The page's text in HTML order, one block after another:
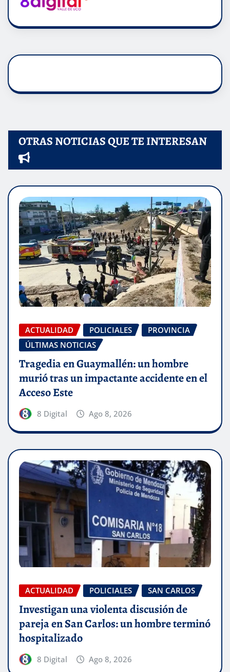
OTRAS NOTICIAS QUE TE INTERESAN
ACTUALIDAD POLICIALES
PROVINCIA
ÚLTIMAS NOTICIAS
Tragedia en Guaymallén: un hombre
murió tras un impactante accidente en el
Acceso Este
8 Digital Ago 8, 2026
ACTUALIDAD POLICIALES SAN CARLOS
Investigan una violenta discusión de
pareja en San Carlos: un hombre terminó
hospitalizado
8 Digital Ago 8, 2026